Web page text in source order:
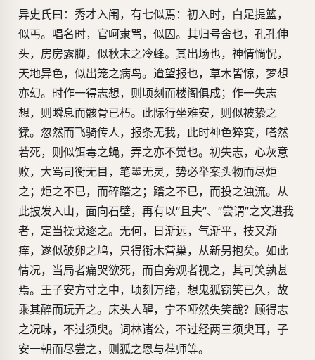
异史氏曰：秀才入闱，有七似焉：初入时，白足提篮，
似丐。唱名时，官呵隶骂，似囚。其归号舍也，孔孔伸
头，房房露脚，似秋末之冷蜂。其出场也，神情惝怳，
天地异色，似出笼之病鸟。迨望报也，草木皆惊，梦想
亦幻。时作一得志想，则顷刻而楼阁俱成；作一失志
想，则瞬息而骸骨已朽。此际行坐难安，则似被絷之
猱。忽然而飞骑传人，报条无我，此时神色猝变，嗒然
若死，则似饵毒之蝇，弄之亦不觉也。初失志，心灰意
败，大骂司衡无目，笔墨无灵，势必举案头物而尽炬
之；炬之不已，而碎踏之；踏之不已，而投之浊流。从
此披发入山，面向石壁，再有以“且夫”、“尝谓”之文进我
者，定当操戈逐之。无何，日渐远，气渐平，技又渐
痒，遂似破卵之鸠，只得衔木营巢，从新另抱矣。如此
情况，当局者痛哭欲死，而自旁观者视之，其可笑孰甚
焉。王子安方寸之中，顷刻万绪，想鬼狐窃笑已久，故
乘其醉而玩弄之。床头人醒，宁不哑然失笑哉？顾得志
之况味，不过须臾。词林诸公，不过经两三须臾耳，子
安一朝而尽尝之，则狐之恩与荐师等。